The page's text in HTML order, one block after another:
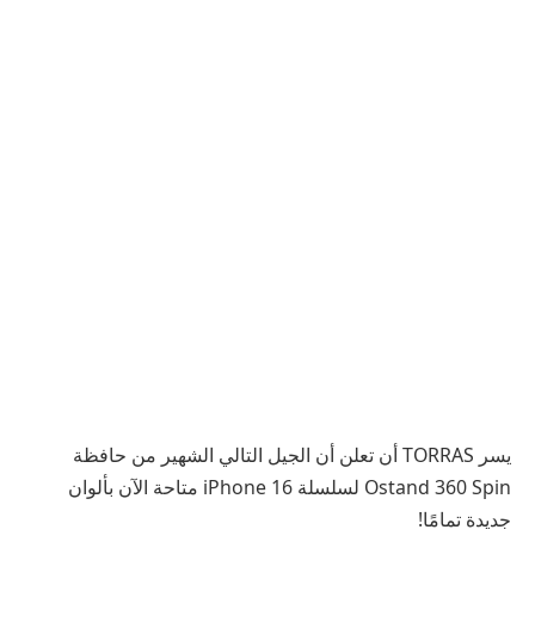
يسر TORRAS أن تعلن أن الجيل التالي الشهير من حافظة
Ostand 360 Spin لسلسلة iPhone 16 متاحة الآن بألوان
جديدة تمامًا!